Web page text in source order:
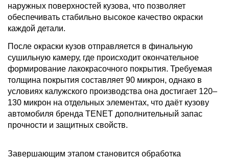
наружных поверхностей кузова, что позволяет
обеспечивать стабильно высокое качество окраски
каждой детали.
После окраски кузов отправляется в финальную
сушильную камеру, где происходит окончательное
формирование лакокрасочного покрытия. Требуемая
толщина покрытия составляет 90 микрон, однако в
условиях калужского производства она достигает 120–
130 микрон на отдельных элементах, что даёт кузову
автомобиля бренда TENET дополнительный запас
прочности и защитных свойств.
Завершающим этапом становится обработка